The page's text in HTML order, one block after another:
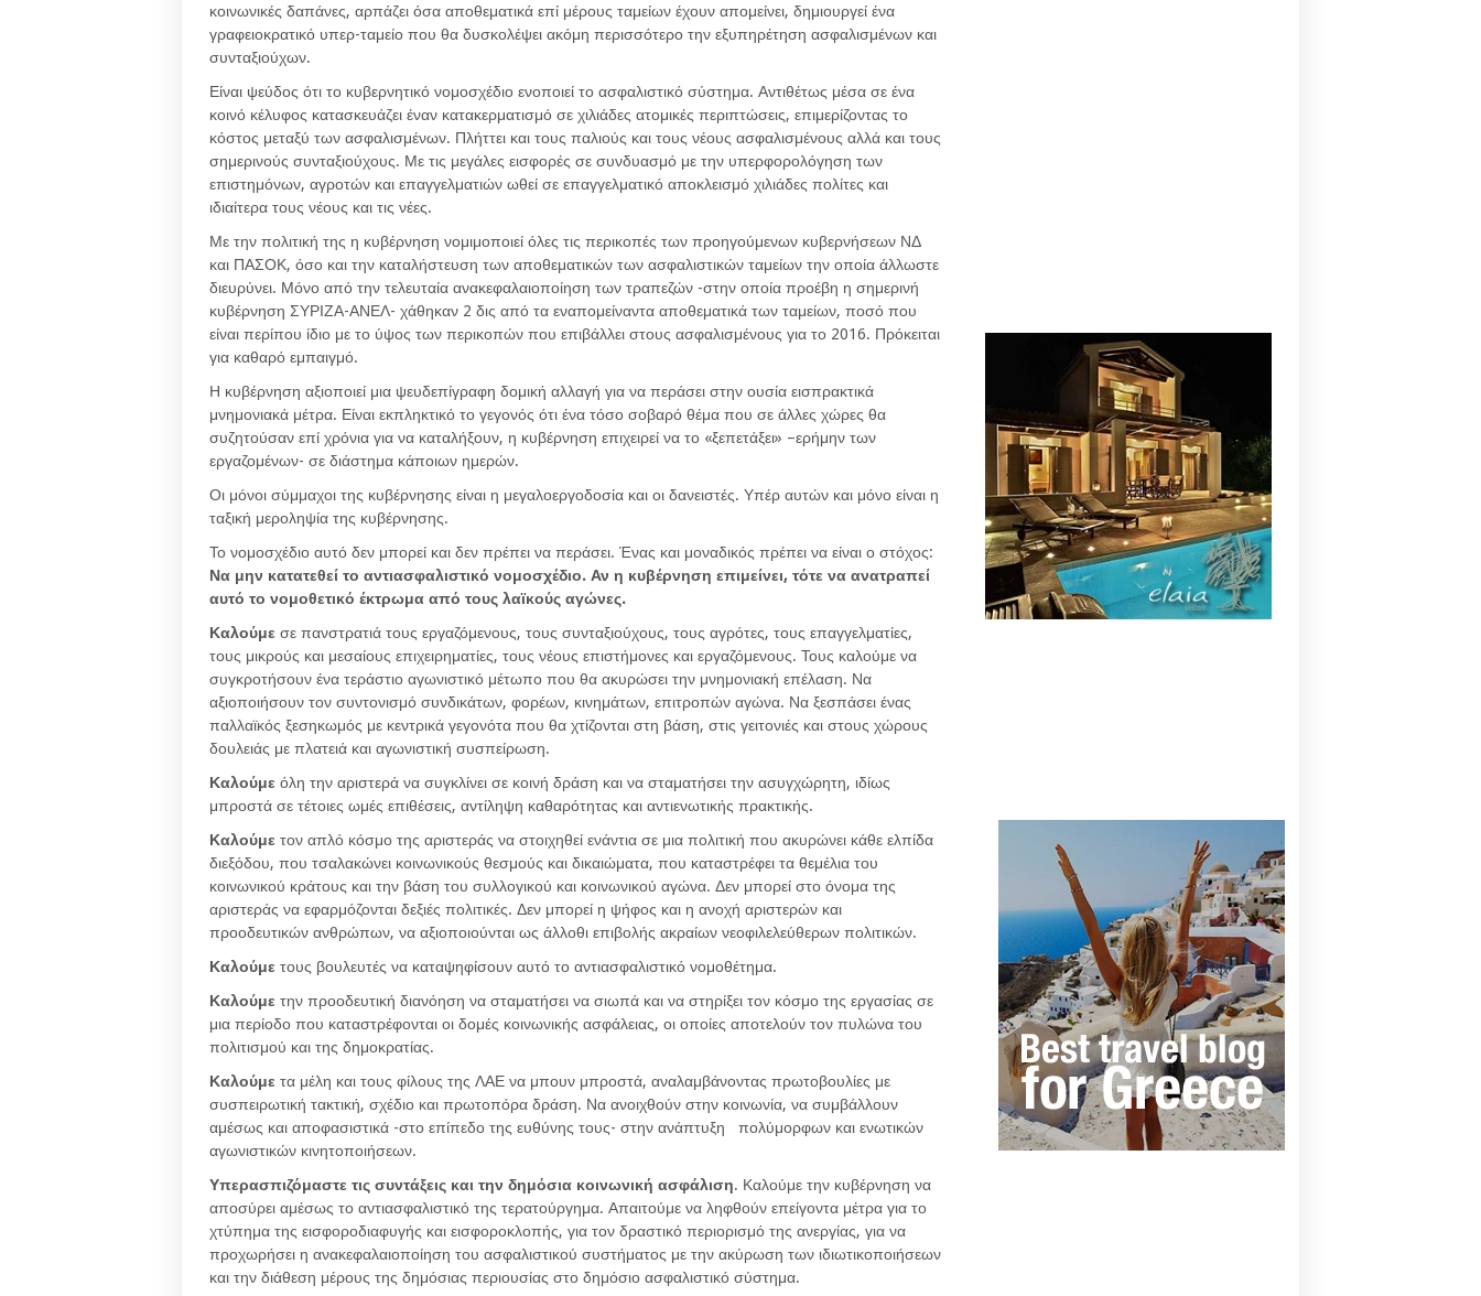
κοινωνικές δαπάνες, αρπάζει όσα αποθεματικά επί μέρους ταμείων έχουν απομείνει, δημιουργεί ένα
γραφειοκρατικό υπερ-ταμείο που θα δυσκολέψει ακόμη περισσότερο την εξυπηρέτηση ασφαλισμένων και
συνταξιούχων.
Είναι ψεύδος ότι το κυβερνητικό νομοσχέδιο ενοποιεί το ασφαλιστικό σύστημα. Αντιθέτως μέσα σε ένα
κοινό κέλυφος κατασκευάζει έναν κατακερματισμό σε χιλιάδες ατομικές περιπτώσεις, επιμερίζοντας το
κόστος μεταξύ των ασφαλισμένων. Πλήττει και τους παλιούς και τους νέους ασφαλισμένους αλλά και τους
σημερινούς συνταξιούχους. Με τις μεγάλες εισφορές σε συνδυασμό με την υπερφορολόγηση των
επιστημόνων, αγροτών και επαγγελματιών ωθεί σε επαγγελματικό αποκλεισμό χιλιάδες πολίτες και
ιδιαίτερα τους νέους και τις νέες.
Με την πολιτική της η κυβέρνηση νομιμοποιεί όλες τις περικοπές των προηγούμενων κυβερνήσεων ΝΔ
και ΠΑΣΟΚ, όσο και την καταλήστευση των αποθεματικών των ασφαλιστικών ταμείων την οποία άλλωστε
διευρύνει. Μόνο από την τελευταία ανακεφαλαιοποίηση των τραπεζών -στην οποία προέβη η σημερινή
κυβέρνηση ΣΥΡΙΖΑ-ΑΝΕΛ- χάθηκαν 2 δις από τα εναπομείναντα αποθεματικά των ταμείων, ποσό που
είναι περίπου ίδιο με το ύψος των περικοπών που επιβάλλει στους ασφαλισμένους για το 2016. Πρόκειται
για καθαρό εμπαιγμό.
Η κυβέρνηση αξιοποιεί μια ψευδεπίγραφη δομική αλλαγή για να περάσει στην ουσία εισπρακτικά
μνημονιακά μέτρα. Είναι εκπληκτικό το γεγονός ότι ένα τόσο σοβαρό θέμα που σε άλλες χώρες θα
συζητούσαν επί χρόνια για να καταλήξουν, η κυβέρνηση επιχειρεί να το «ξεπετάξει» –ερήμην των
εργαζομένων- σε διάστημα κάποιων ημερών.
Οι μόνοι σύμμαχοι της κυβέρνησης είναι η μεγαλοεργοδοσία και οι δανειστές. Υπέρ αυτών και μόνο είναι η
ταξική μεροληψία της κυβέρνησης.
Το νομοσχέδιο αυτό δεν μπορεί και δεν πρέπει να περάσει. Ένας και μοναδικός πρέπει να είναι ο στόχος:
Να μην κατατεθεί το αντιασφαλιστικό νομοσχέδιο. Αν η κυβέρνηση επιμείνει, τότε να ανατραπεί
αυτό το νομοθετικό έκτρωμα από τους λαϊκούς αγώνες.
Καλούμε σε πανστρατιά τους εργαζόμενους, τους συνταξιούχους, τους αγρότες, τους επαγγελματίες,
τους μικρούς και μεσαίους επιχειρηματίες, τους νέους επιστήμονες και εργαζόμενους. Τους καλούμε να
συγκροτήσουν ένα τεράστιο αγωνιστικό μέτωπο που θα ακυρώσει την μνημονιακή επέλαση. Να
αξιοποιήσουν τον συντονισμό συνδικάτων, φορέων, κινημάτων, επιτροπών αγώνα. Να ξεσπάσει ένας
παλλαϊκός ξεσηκωμός με κεντρικά γεγονότα που θα χτίζονται στη βάση, στις γειτονιές και στους χώρους
δουλειάς με πλατειά και αγωνιστική συσπείρωση.
Καλούμε όλη την αριστερά να συγκλίνει σε κοινή δράση και να σταματήσει την ασυγχώρητη, ιδίως
μπροστά σε τέτοιες ωμές επιθέσεις, αντίληψη καθαρότητας και αντιενωτικής πρακτικής.
Καλούμε τον απλό κόσμο της αριστεράς να στοιχηθεί ενάντια σε μια πολιτική που ακυρώνει κάθε ελπίδα
διεξόδου, που τσαλακώνει κοινωνικούς θεσμούς και δικαιώματα, που καταστρέφει τα θεμέλια του
κοινωνικού κράτους και την βάση του συλλογικού και κοινωνικού αγώνα. Δεν μπορεί στο όνομα της
αριστεράς να εφαρμόζονται δεξιές πολιτικές. Δεν μπορεί η ψήφος και η ανοχή αριστερών και
προοδευτικών ανθρώπων, να αξιοποιούνται ως άλλοθι επιβολής ακραίων νεοφιλελεύθερων πολιτικών.
Καλούμε τους βουλευτές να καταψηφίσουν αυτό το αντιασφαλιστικό νομοθέτημα.
Καλούμε την προοδευτική διανόηση να σταματήσει να σιωπά και να στηρίξει τον κόσμο της εργασίας σε
μια περίοδο που καταστρέφονται οι δομές κοινωνικής ασφάλειας, οι οποίες αποτελούν τον πυλώνα του
πολιτισμού και της δημοκρατίας.
Καλούμε τα μέλη και τους φίλους της ΛΑΕ να μπουν μπροστά, αναλαμβάνοντας πρωτοβουλίες με
συσπειρωτική τακτική, σχέδιο και πρωτοπόρα δράση. Να ανοιχθούν στην κοινωνία, να συμβάλλουν
αμέσως και αποφασιστικά -στο επίπεδο της ευθύνης τους- στην ανάπτυξη πολύμορφων και ενωτικών
αγωνιστικών κινητοποιήσεων.
Υπερασπιζόμαστε τις συντάξεις και την δημόσια κοινωνική ασφάλιση. Καλούμε την κυβέρνηση να
αποσύρει αμέσως το αντιασφαλιστικό της τερατούργημα. Απαιτούμε να ληφθούν επείγοντα μέτρα για το
χτύπημα της εισφοροδιαφυγής και εισφοροκλοπής, για τον δραστικό περιορισμό της ανεργίας, για να
προχωρήσει η ανακεφαλαιοποίηση του ασφαλιστικού συστήματος με την ακύρωση των ιδιωτικοποιήσεων
και την διάθεση μέρους της δημόσιας περιουσίας στο δημόσιο ασφαλιστικό σύστημα.